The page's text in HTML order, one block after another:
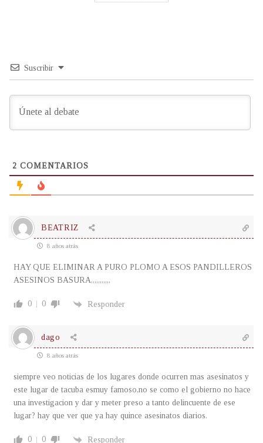
Suscribir
2 COMENTARIOS
BEATRIZ
8 años atrás
HAY QUE ELIMINAR A PURO PLOMO A ESOS PANDILLEROS
ASESINOS BASURA,,,,,,,,,,,
0 0 Responder
dago
8 años atrás
siempre veo noticias de los lugares donde ocurren mas asesinatos y
este lugar de tacuba esmuy famoso,no se como el gobierno no hace
una investigacion y dar y meter preso a tanto delincuente de ese
lugar? hay que ver que ya hay quince asesinatos diarios.
0 0 Responder